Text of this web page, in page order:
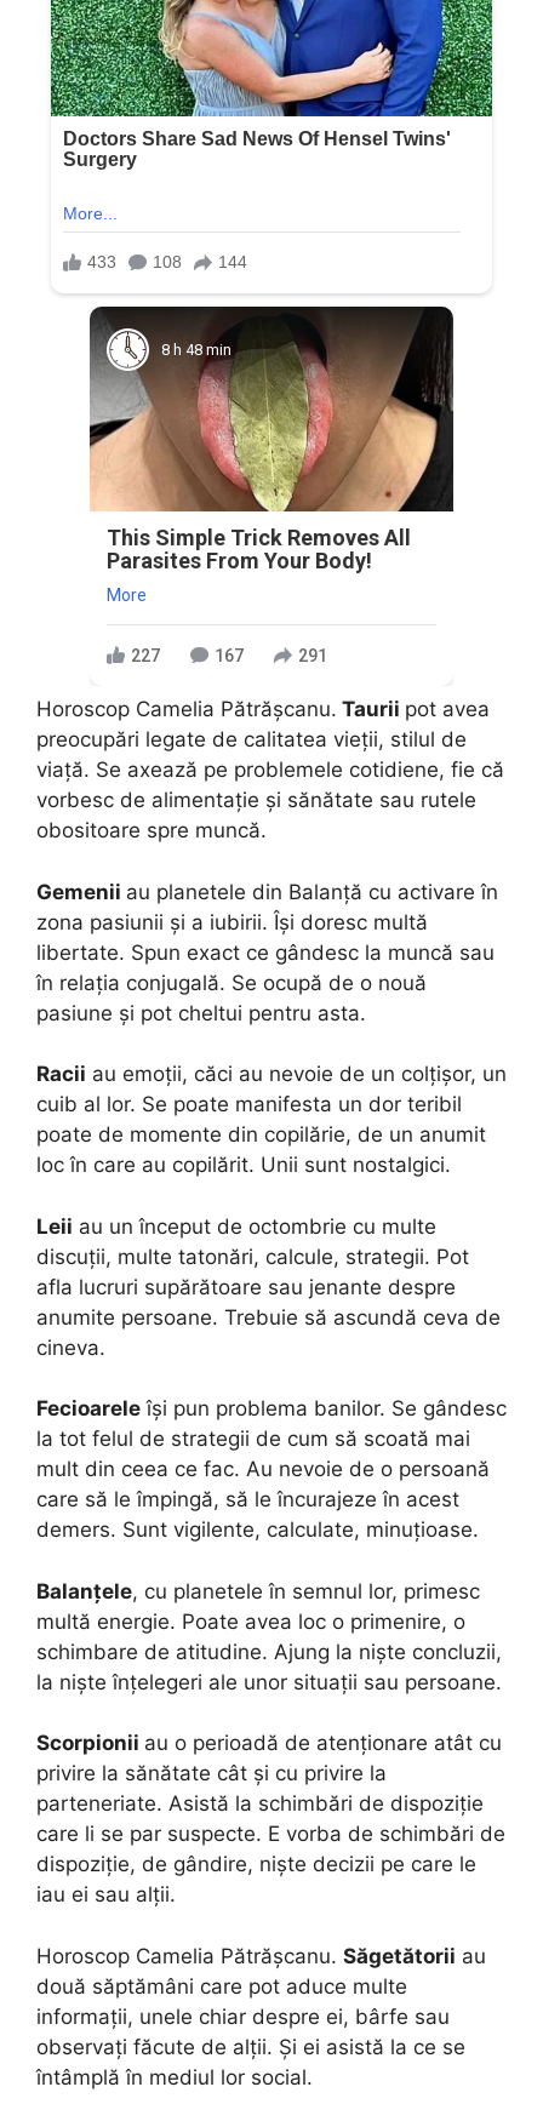
8 h 48 min
This Simple Trick Removes All
Parasites From Your Body!
More
227 167 291
Horoscop Camelia Pătrășcanu. Taurii pot avea
preocupări legate de calitatea vieții, stilul de
viață. Se axează pe problemele cotidiene, fie că
vorbesc de alimentație și sănătate sau rutele
obositoare spre muncă.
Gemenii au planetele din Balanță cu activare în
zona pasiunii și a iubirii. Își doresc multă
libertate. Spun exact ce gândesc la muncă sau
în relația conjugală. Se ocupă de o nouă
pasiune și pot cheltui pentru asta.
Racii au emoții, căci au nevoie de un colțișor, un
cuib al lor. Se poate manifesta un dor teribil
poate de momente din copilărie, de un anumit
loc în care au copilărit. Unii sunt nostalgici.
Leii au un început de octombrie cu multe
discuții, multe tatonări, calcule, strategii. Pot
afla lucruri supărătoare sau jenante despre
anumite persoane. Trebuie să ascundă ceva de
cineva.
Fecioarele își pun problema banilor. Se gândesc
la tot felul de strategii de cum să scoată mai
mult din ceea ce fac. Au nevoie de o persoană
care să le împingă, să le încurajeze în acest
demers. Sunt vigilente, calculate, minuțioase.
Balanțele, cu planetele în semnul lor, primesc
multă energie. Poate avea loc o primenire, o
schimbare de atitudine. Ajung la niște concluzii,
la niște înțelegeri ale unor situații sau persoane.
Scorpionii au o perioadă de atenționare atât cu
privire la sănătate cât și cu privire la
parteneriate. Asistă la schimbări de dispoziție
care li se par suspecte. E vorba de schimbări de
dispoziție, de gândire, niște decizii pe care le
iau ei sau alții.
Horoscop Camelia Pătrășcanu. Săgetătorii au
două săptămâni care pot aduce multe
informații, unele chiar despre ei, bârfe sau
observați făcute de alții. Și ei asistă la ce se
întâmplă în mediul lor social.